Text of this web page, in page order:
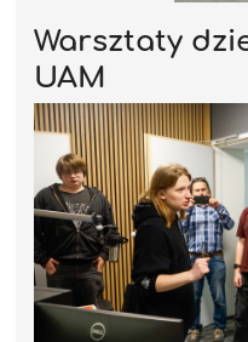
Warsztaty
UAM